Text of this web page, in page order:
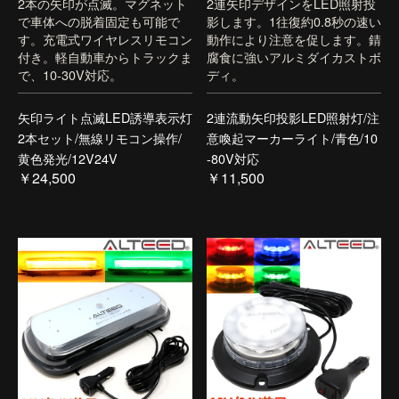
で車体への脱着固定も可能で
す。充電式ワイヤレスリモコン
付き。軽自動車からトラックま
で、10-30V対応。
矢印ライト点滅LED誘導表示灯
2本セット/無線リモコン操作/
黄色発光/12V24V
￥24,500
影します。1往復約0.8秒の速い
動作により注意を促します。錆
腐食に強いアルミダイカストボ
ディ。
2連流動矢印投影LED照射灯/注
意喚起マーカーライト/青色/10
-80V対応
￥11,500